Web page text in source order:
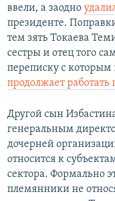
ввели, а заодно
президенте.
тем зять Токаева
сестры и отец того
переписку с которым
продолжает работать
Другой сын
генеральным
дочерней
относится к
сектора. Формально
племянники не